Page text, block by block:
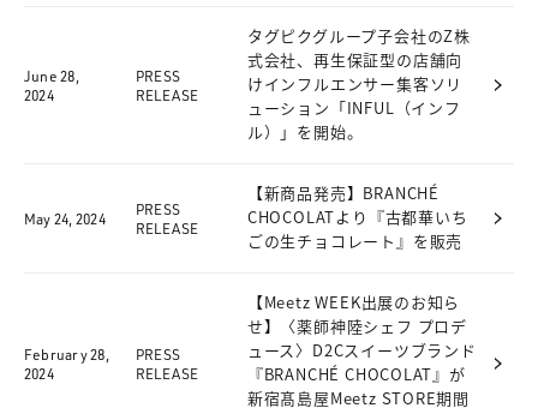
June 28,
2024
PRESS
RELEASE
タグピクグループ子会社のZ株
式会社、再生保証型の店舗向
けインフルエンサー集客ソリ
ューション「INFUL（インフ
ル）」を開始。
May 24, 2024
PRESS
RELEASE
【新商品発売】BRANCHÉ
CHOCOLATより『古都華いち
ごの生チョコレート』を販売
February 28,
2024
PRESS
RELEASE
【Meetz WEEK出展のお知ら
せ】〈薬師神陸シェフ プロデ
ュース〉D2Cスイーツブランド
『BRANCHÉ CHOCOLAT』が
新宿髙島屋Meetz STORE期間